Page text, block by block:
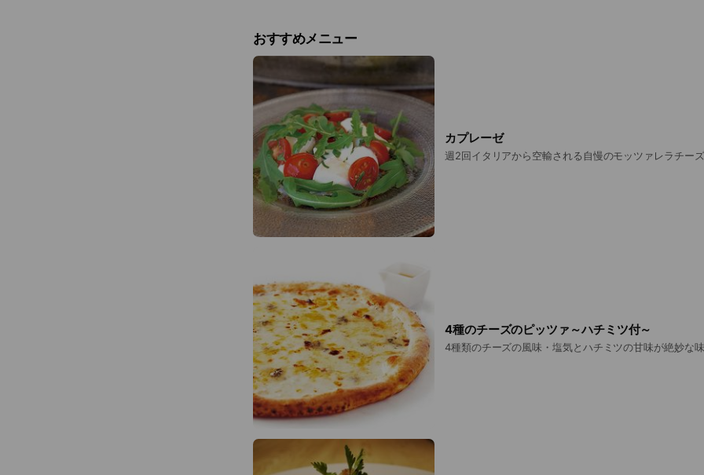
おすすめメニュー
カプレーゼ
週2回イタリアから空輸される自慢のモッツァレラチー
4種のチーズのピッツァ～ハチミツ付～
4種類のチーズの風味・塩気とハチミツの甘味が絶妙な